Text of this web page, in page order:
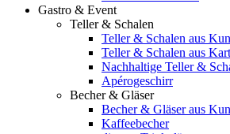
Gastro & Event
Teller & Schalen
Teller & Schalen aus
Teller & Schalen aus
Nachhaltige Teller &
Apérogeschirr
Becher & Gläser
Becher & Gläser aus
Kaffeebecher